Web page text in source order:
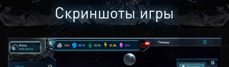
Скриншоты игры